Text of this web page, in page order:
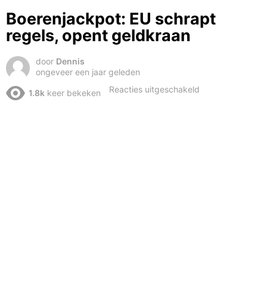
Boerenjackpot: EU schrapt
regels, opent geldkraan
door Dennis
ongeveer een jaar geleden
1.8k keer bekeken Reacties uitgeschakeld